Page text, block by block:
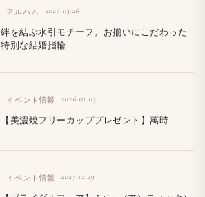
アルバム 2026.03.26
絆を結ぶ水引モチーフ。お揃いにこだわった
特別な結婚指輪
イベント情報 2026.01.03
【美濃焼フリーカッププレゼント】萬時
イベント情報 2025.12.29